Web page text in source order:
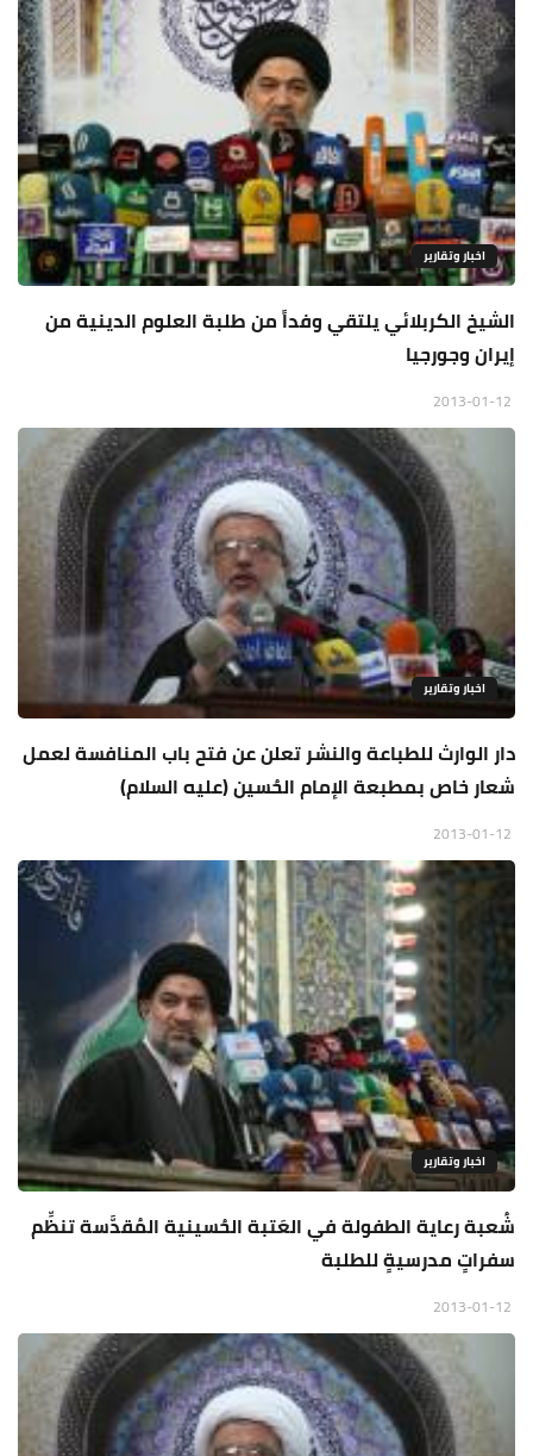
اخبار وتقارير
الشيخ الكربلائي يلتقي وفداً من طلبة العلوم الدينية من
إيران وجورجيا
اخبار وتقارير
دار الوارث للطباعة والنشر تعلن عن فتح باب المنافسة لعمل
شعار خاص بمطبعة الإمام الحُسين (عليه السلام)
اخبار وتقارير
شُعبة رعاية الطفولة في العَتبة الحُسينية المُقدَّسة تنظِّم
سفراتٍ مدرسيةٍ للطلبة